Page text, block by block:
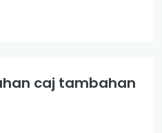
caj tambahan